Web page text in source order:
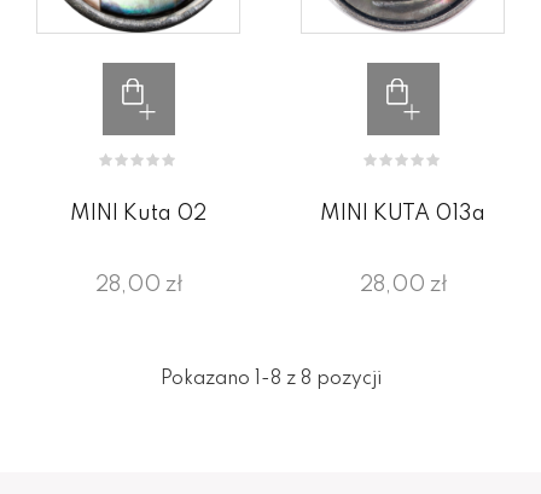
MINI Kuta 02
28,00 zł
MINI KUTA 013a
28,00 zł
Pokazano 1-8 z 8 pozycji